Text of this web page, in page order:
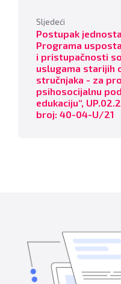
Sljedeći
Postupak
Programa
i pristupačnosti
uslugama starijih
stručnjaka - za
psihosocijalnu
edukaciju“,
broj: 40-04-U/21